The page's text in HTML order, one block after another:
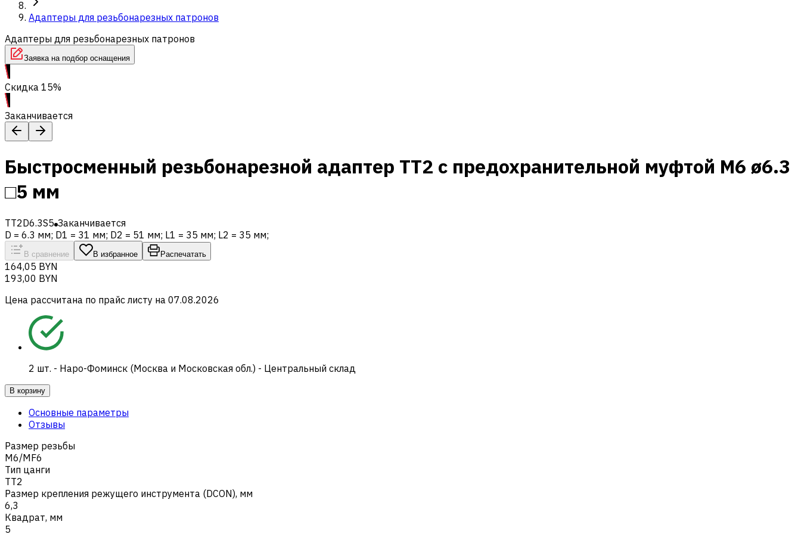
Адаптеры для резьбонарезных патронов
Адаптеры для резьбонарезных патронов
Заявка на подбор оснащения
Скидка 15%
Заканчивается
Быстросменный резьбонарезной адаптер TT2 с предохранительной муфтой M6 ø6.3
□5 мм
TT2D6.3S5 Заканчивается
D = 6.3 мм; D1 = 31 мм; D2 = 51 мм; L1 = 35 мм; L2 = 35 мм;
В сравнение В избранное Распечатать
164,05 BYN
193,00 BYN
Цена рассчитана по прайс листу на 07.08.2026
2 шт. - Наро-Фоминск (Москва и Московская обл.) - Центральный склад
В корзину
Основные параметры
Отзывы
Размер резьбы
M6/MF6
Тип цанги
TT2
Размер крепления режущего инструмента (DCON), мм
6,3
Квадрат, мм
5